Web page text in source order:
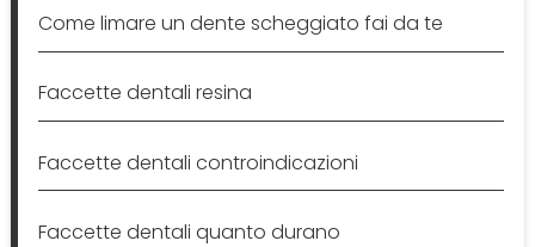
Come limare un dente scheggiato fai da te
Faccette dentali resina
Faccette dentali controindicazioni
Faccette dentali quanto durano